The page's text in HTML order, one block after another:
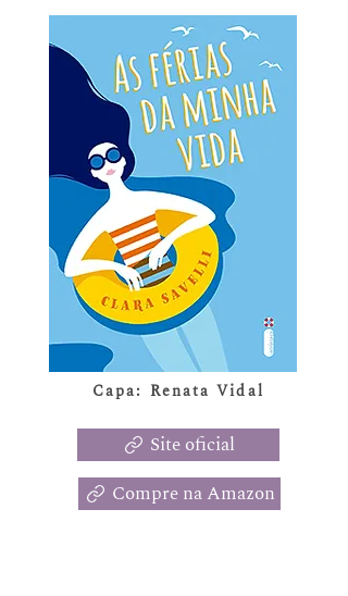
Site oficial
Compre na Amazon
Capa: Renata Vidal